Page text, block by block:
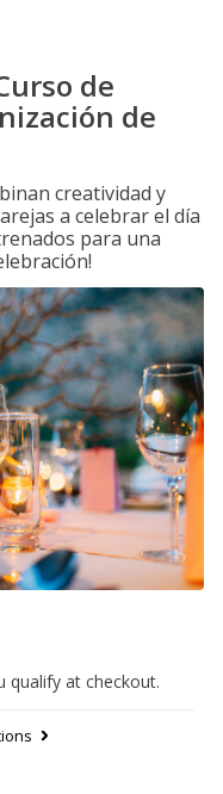
de
de
creatividad y
a celebrar el día
para una
qualify at checkout.